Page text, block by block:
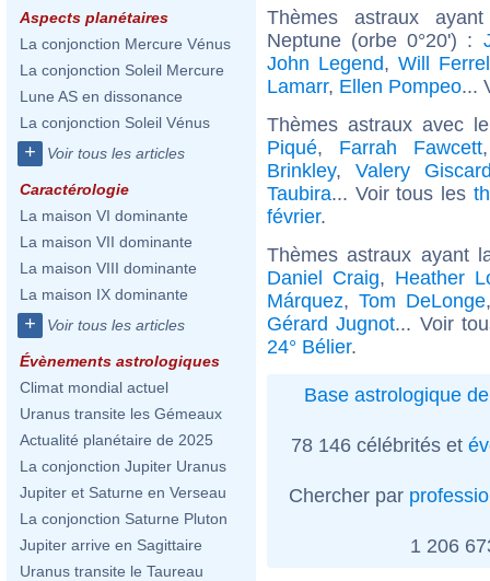
Aspects planétaires
La conjonction Mercure Vénus
La conjonction Soleil Mercure
Lune AS en dissonance
La conjonction Soleil Vénus
+ Voir tous les articles
Caractérologie
La maison VI dominante
La maison VII dominante
La maison VIII dominante
La maison IX dominante
+ Voir tous les articles
Évènements astrologiques
Climat mondial actuel
Uranus transite les Gémeaux
Actualité planétaire de 2025
La conjonction Jupiter Uranus
Jupiter et Saturne en Verseau
La conjonction Saturne Pluton
Jupiter arrive en Sagittaire
Uranus transite le Taureau
Thèmes astraux
Neptune (orbe 0°20') :
John Legend,Will
Lamarr, Ellen Pompeo...
Thèmes astraux avec
Piqué, Farrah Fawcett
Brinkley,Valery
Taubira... Voir tous les
février.
Thèmes astraux ayant
Daniel Craig, Heather
Márquez,Tom DeLonge
Gérard Jugnot... Voir
24° Bélier.
Base astrologique
78 146 célébrités et
Chercher par
1 206